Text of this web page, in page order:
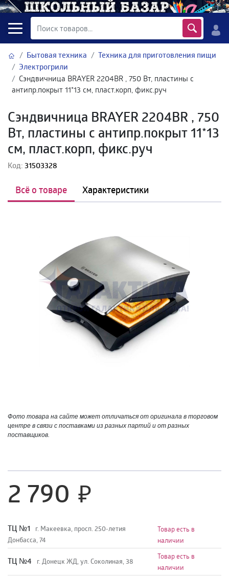
Бытовая техника
Техника для приготовления пищи
Электрогрили
Сэндвичница BRAYER 2204BR , 750 Вт, пластины с
антипр.покрыт 11*13 см, пласт.корп, фикс.руч
Сэндвичница BRAYER 2204BR , 750
Вт, пластины с антипр.покрыт 11*13
см, пласт.корп, фикс.руч
Код:31503328
Всё о товаре Характеристики
Фото товара на сайте может отличаться от оригинала в торговом
центре в связи с поставками из разных партий и от разных
поставщиков.
2 790
TЦ №1
г. Макеевка, просп. 250-летия
Донбасса, 74
Товар есть в
наличии
TЦ №4 г. Донецк ЖД, ул. Соколиная, 38
Товар есть в
наличии